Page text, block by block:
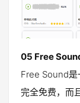
05 Free
Free Sound是
完全免费，而